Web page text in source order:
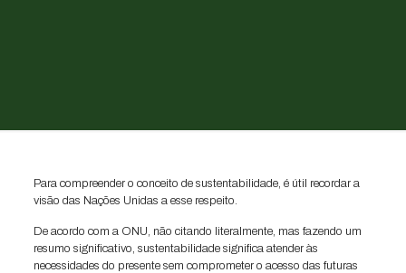
Para compreender o conceito de sustentabilidade, é útil recordar a
visão das Nações Unidas a esse respeito.
De acordo com a ONU, não citando literalmente, mas fazendo um
resumo significativo, sustentabilidade significa atender às
necessidades do presente sem comprometer o acesso das futuras